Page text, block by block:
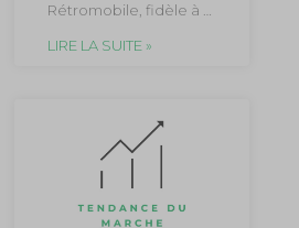
Rétromobile, fidèle à …
LIRE LA SUITE »